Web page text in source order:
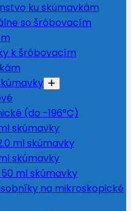
ku skúmavkám
so šróbovacím
k šróbovacím
(do -196°C)
skúmavky
ml skúmavky
skúmavky
50 ml skúmavky
na mikroskopické